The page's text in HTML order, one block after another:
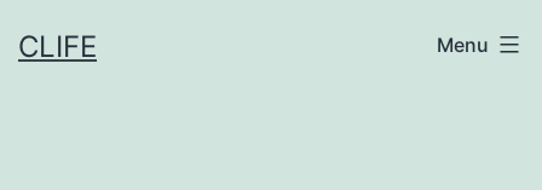
auCLIFE Menu